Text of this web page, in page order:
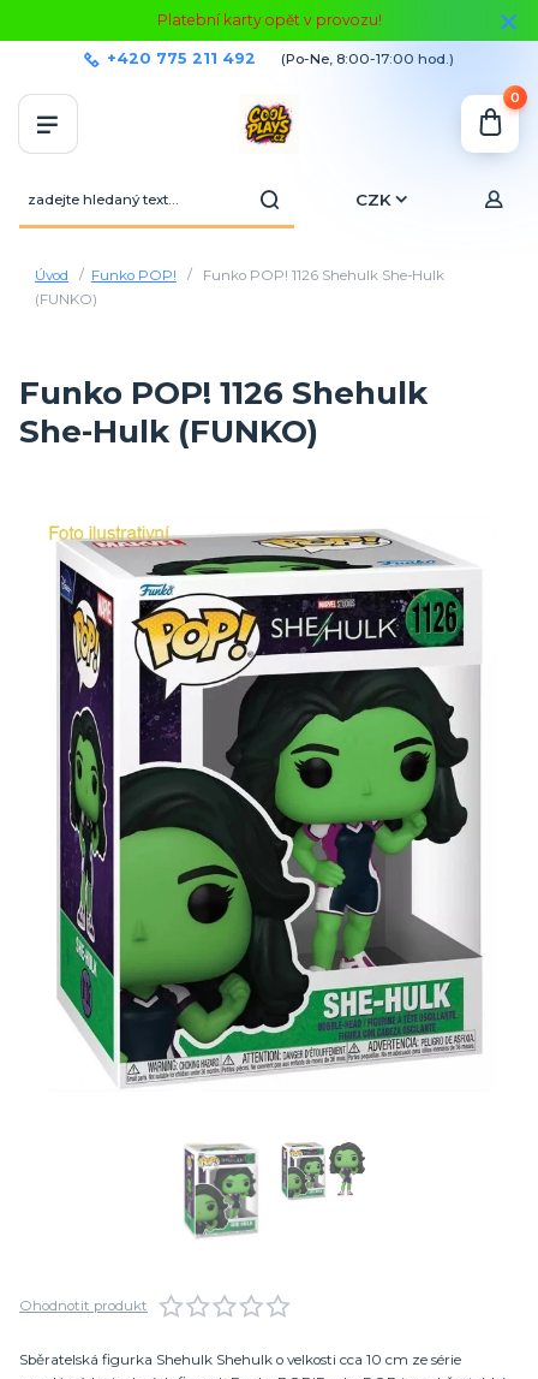
Platební karty opět v provozu!
CZK
+420 775 211 492 (Po-Ne, 8:00-17:00 hod.)
0
Úvod Funko POP!
Funko POP! 1126 Shehulk She-Hulk
(FUNKO)
Funko POP! 1126 Shehulk
She-Hulk (FUNKO)
Ohodnotit produkt
Sběratelská figurka Shehulk Shehulk o velkosti cca 10 cm ze série